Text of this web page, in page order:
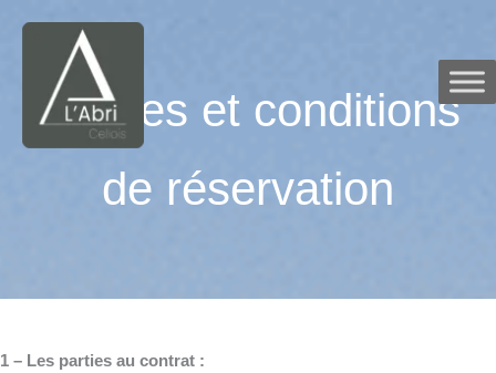
Termes et conditions
de réservation
1 – Les parties au contrat :